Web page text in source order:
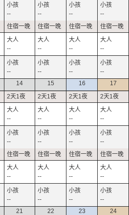
--
--
--
--
--
--
--
--
--
--
--
--
14
--
--
--
--
15
--
--
--
--
16
--
--
--
--
17
--
--
--
--
21 22 23 24